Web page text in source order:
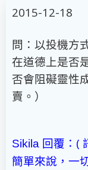
2015-12-18
問：以投機方
在道德上是否
否會阻礙靈性
賣。）
Sikila 回覆：(
簡單來說，一